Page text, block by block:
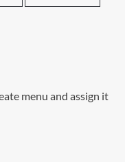
menu and assign it